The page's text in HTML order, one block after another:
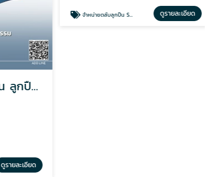
จำหน่าย ตลับลูกปืน ลูกปืนตุ๊กตา
ยละเอียด